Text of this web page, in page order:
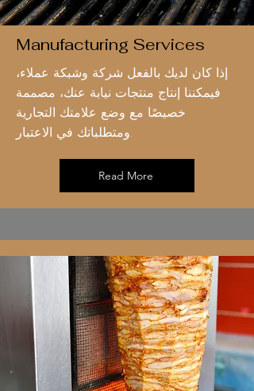
Manufacturing Services
إذا كان لديك بالفعل شركة وشبكة عملاء،
فيمكننا إنتاج منتجات نيابة عنك، مصممة
خصيصًا مع وضع علامتك التجارية
ومتطلباتك في الاعتبار.
Read More